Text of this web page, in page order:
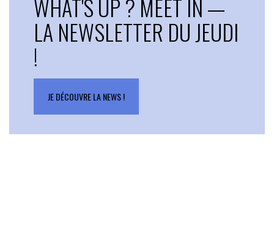
WHAT'S UP ? MEET IN —
LA NEWSLETTER DU JEUDI
!
JE DÉCOUVRE LA NEWS !